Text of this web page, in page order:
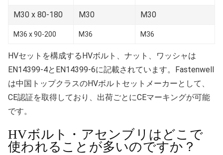
M30 x 80-180 M30 M30
M36 x 90-200 M36 M36
HVセットを構成するHVボルト、ナット、ワッシャは
EN14399-4とEN14399-6に記載されています。Fastenwell
は中国トップクラスのHVボルトセットメーカーとして、
CE認証を取得しており、出荷ごとにCEマーキングが可能
です。
HVボルト・アセンブリはどこで
使われることが多いのですか？